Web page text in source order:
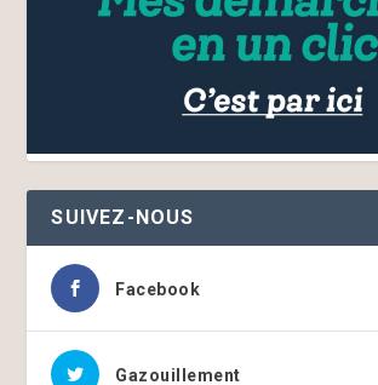
SUIVEZ-NOUS
Facebook
Gazouillement